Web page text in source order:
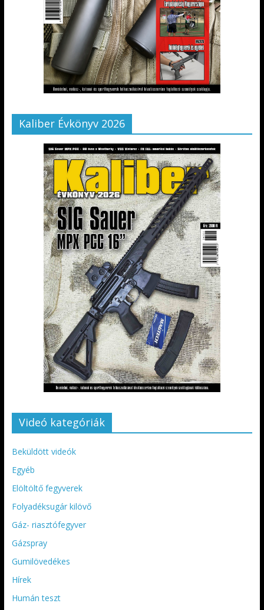
Kaliber Évkönyv 2026
Videó kategóriák
Beküldött videók
Egyéb
Elöltöltő fegyverek
Folyadéksugár kilövő
Gáz- riasztófegyver
Gázspray
Gumilövedékes
Hírek
Humán teszt